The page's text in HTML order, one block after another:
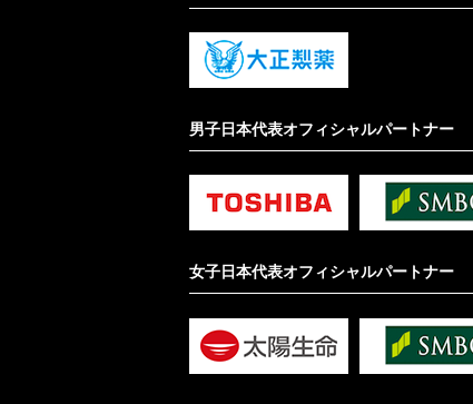
男子日本代表オフィシャルパートナー
女子日本代表オフィシャルパートナー